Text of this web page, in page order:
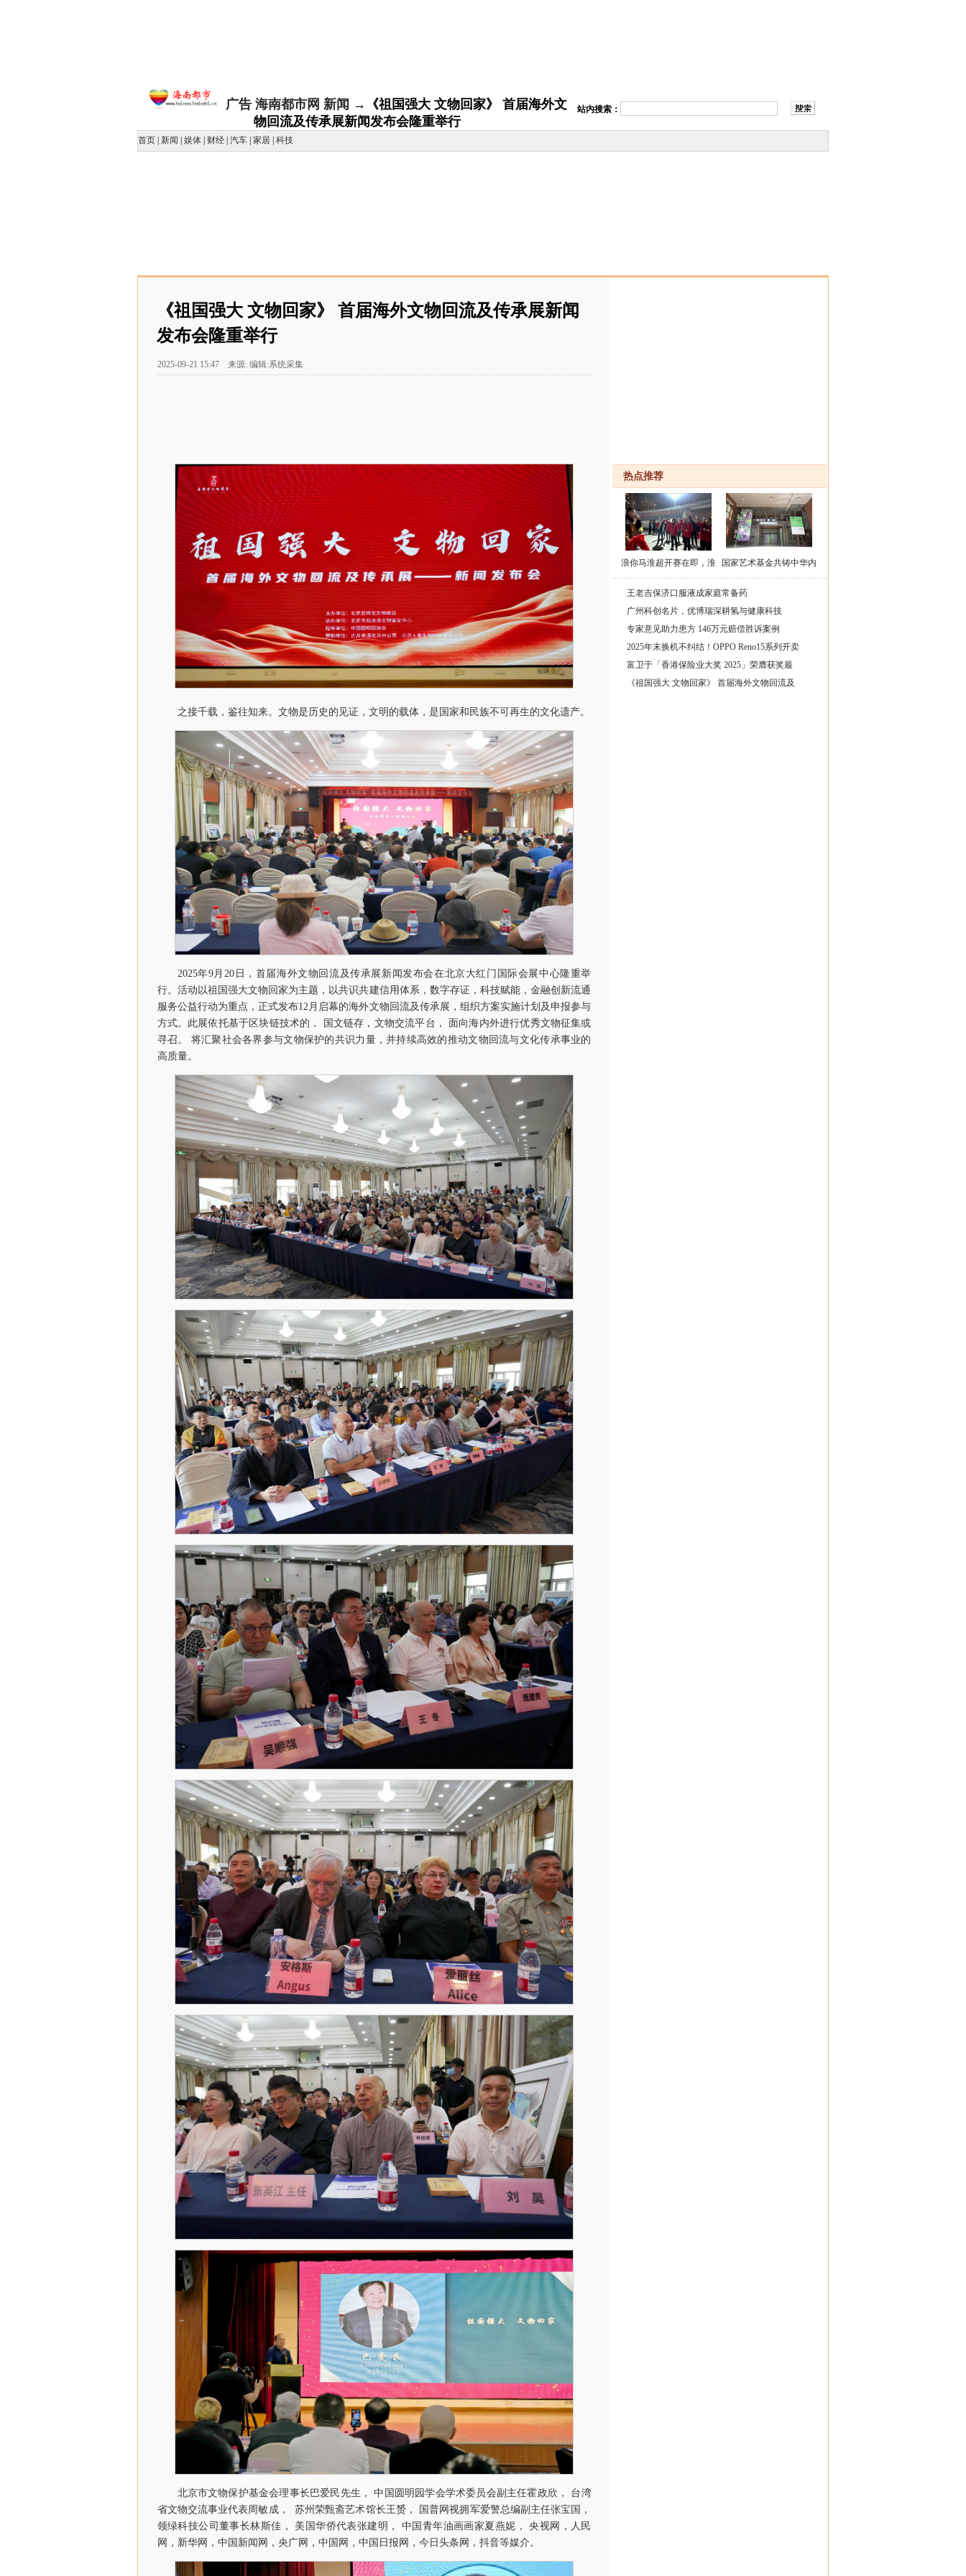
广告 海南都市网 新闻 →《祖国强大 文物回家》 首届海外文
物回流及传承展新闻发布会隆重举行
站内搜索：
首页 新闻 娱体 财经 汽车 家居 科技
《祖国强大 文物回家》 首届海外文物回流及传承展新闻
发布会隆重举行
2025-09-21 15:47 来源: 编辑:系统采集
之接千载，鉴往知来。文物是历史的见证，文明的载体，是国家和民族不可再生的文化遗产。
2025年9月20日，首届海外文物回流及传承展新闻发布会在北京大红门国际会展中心隆重举
行。活动以祖国强大文物回家为主题，以共识共建信用体系，数字存证，科技赋能，金融创新流通
服务公益行动为重点，正式发布12月启幕的海外文物回流及传承展，组织方案实施计划及申报参与
方式。此展依托基于区块链技术的， 国文链存，文物交流平台， 面向海内外进行优秀文物征集或
寻召。 将汇聚社会各界参与文物保护的共识力量，并持续高效的推动文物回流与文化传承事业的
高质量。
北京市文物保护基金会理事长巴爱民先生， 中国圆明园学会学术委员会副主任霍政欣， 台湾
省文物交流事业代表周敏成， 苏州荣甄斋艺术馆长王赟， 国普网视拥军爱警总编副主任张宝国，
领绿科技公司董事长林斯佳， 美国华侨代表张建明， 中国青年油画画家夏燕妮， 央视网，人民
网，新华网，中国新闻网，央广网，中国网，中国日报网，今日头条网，抖音等媒介。
热点推荐
浪你马淮超开赛在即，淮 国家艺术基金共铸中华内
展海南
王老吉保济口服液成家庭常备药
广州科创名片，优博瑞深耕氢与健康科技
专家意见助力患方 146万元赔偿胜诉案例
2025年末换机不纠结！OPPO Reno15系列开卖
富卫于「香港保险业大奖 2025」荣膺获奖最
《祖国强大 文物回家》 首届海外文物回流及